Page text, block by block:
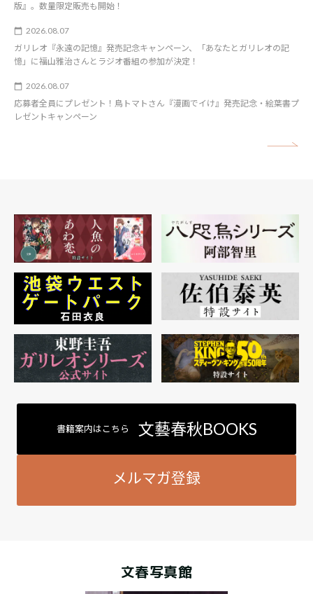
版』。数量限定販売も開始！
2026.08.07
ガリレオ『永遠の記憶』発売記念キャンペーン、「あなたとガリレオの記
憶」に福山雅治さんとラジオ番組の参加が決定！
2026.08.07
応募者全員にプレゼント！鳥トマトさん『漫画でイけ』発売記念・絵葉書プ
レゼントキャンペーン
書籍案内はこちら 文藝春秋BOOKS
メルマガ登録
文春写真館